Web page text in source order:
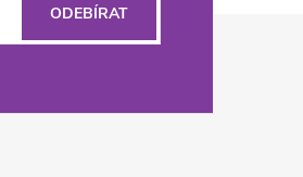
ODEBÍRAT